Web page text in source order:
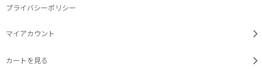
プライバシーポリシー
マイアカウント
カートを見る